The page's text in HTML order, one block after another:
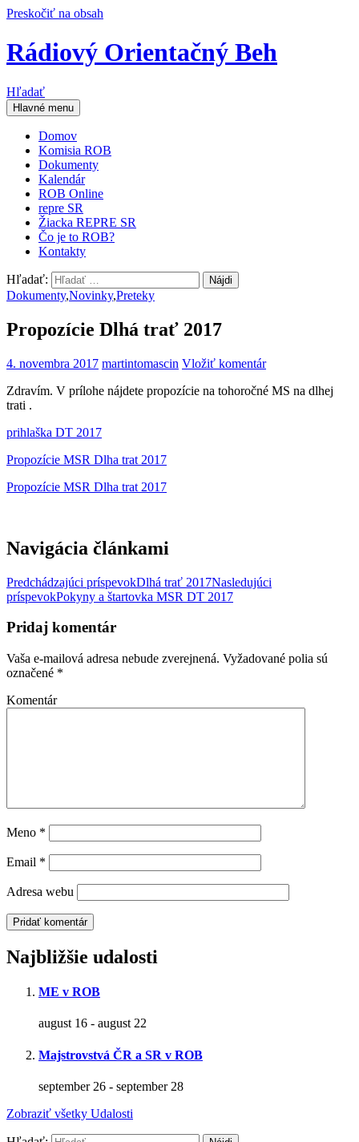
Preskočiť na obsah
Rádiový Orientačný Beh
Hľadať
Hlavné menu
Domov
Komisia ROB
Dokumenty
Kalendár
ROB Online
repre SR
Žiacka REPRE SR
Čo je to ROB?
Kontakty
Hľadať:
Dokumenty,Novinky,Preteky
Propozície Dlhá trať 2017
4. novembra 2017 martintomascin Vložiť komentár
Zdravím. V prílohe nájdete propozície na tohoročné MS na dlhej
trati .
prihlaška DT 2017
Propozície MSR Dlha trat 2017
Propozície MSR Dlha trat 2017
Navigácia článkami
Predchádzajúci príspevokDlhá trať 2017Nasledujúci
príspevokPokyny a štartovka MSR DT 2017
Pridaj komentár
Vaša e-mailová adresa nebude zverejnená. Vyžadované polia sú
označené *
Komentár
Meno *
Email *
Adresa webu
Najbližšie udalosti
ME v ROB
august 16 - august 22
Majstrovstvá ČR a SR v ROB
september 26 - september 28
Zobraziť všetky Udalosti